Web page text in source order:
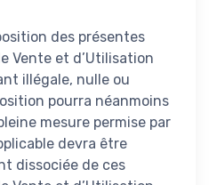
des présentes
Vente et d’Utilisation
illégale, nulle ou
pourra néanmoins
mesure permise par
devra être
dissociée de ces